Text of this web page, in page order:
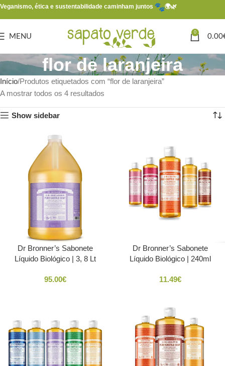
Veganismo, ética e sustentabilidade caminham juntos 🌍🌿
MENU
0
0.00
flor de laranjeira
Início Produtos etiquetados com “flor de laranjeira”
A mostrar todos os 4 resultados
Show sidebar
Dr Bronner’s Sabonete
Líquido Biológico | 3, 8 Lt
95.00€
Dr Bronner’s Sabonete
Líquido Biológico | 240ml
11.49€